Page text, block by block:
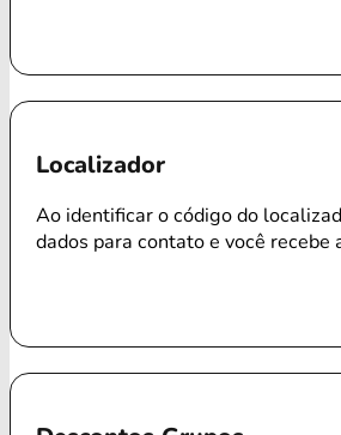
Localizador
Ao identificar o código do
dados para contato e você